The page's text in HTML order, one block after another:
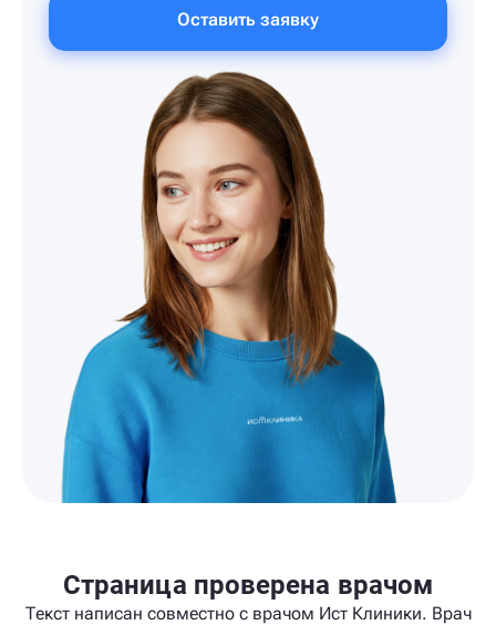
Оставить заявку
Страница проверена врачом
Текст написан совместно с врачом Ист Клиники. Врач